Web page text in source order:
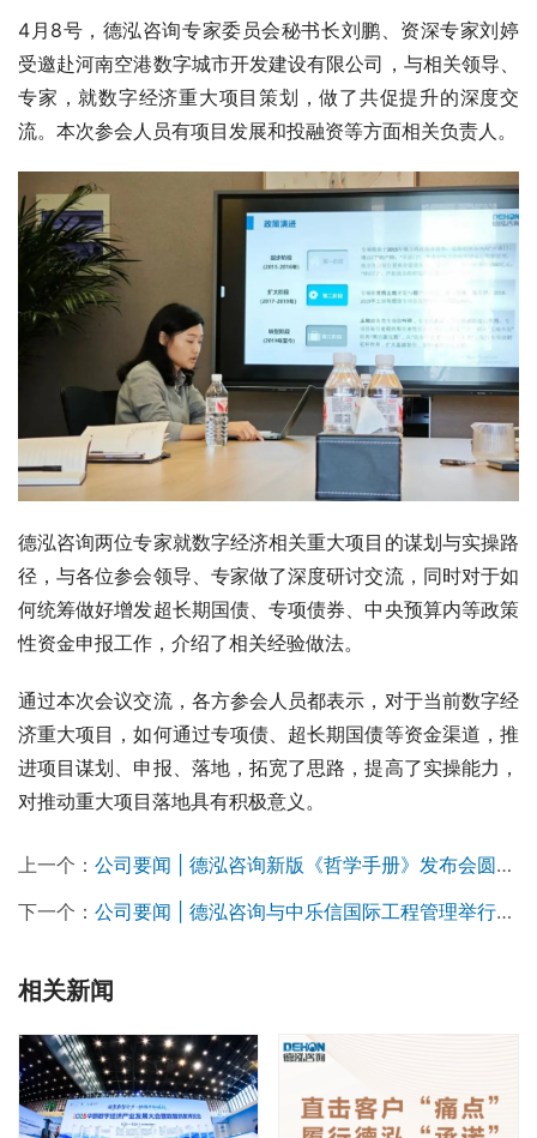
4月8号，德泓咨询专家委员会秘书长刘鹏、资深专家刘婷
受邀赴河南空港数字城市开发建设有限公司，与相关领导、
专家，就数字经济重大项目策划，做了共促提升的深度交
流。本次参会人员有项目发展和投融资等方面相关负责人。
德泓咨询两位专家就数字经济相关重大项目的谋划与实操路
径，与各位参会领导、专家做了深度研讨交流，同时对于如
何统筹做好增发超长期国债、专项债券、中央预算内等政策
性资金申报工作，介绍了相关经验做法。
通过本次会议交流，各方参会人员都表示，对于当前数字经
济重大项目，如何通过专项债、超长期国债等资金渠道，推
进项目谋划、申报、落地，拓宽了思路，提高了实操能力，
对推动重大项目落地具有积极意义。
上一个： 公司要闻 | 德泓咨询新版《哲学手册》发布会圆满举行
下一个： 公司要闻 | 德泓咨询与中乐信国际工程管理举行业务交流会
相关新闻